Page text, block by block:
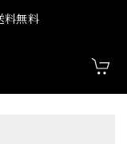
料無料